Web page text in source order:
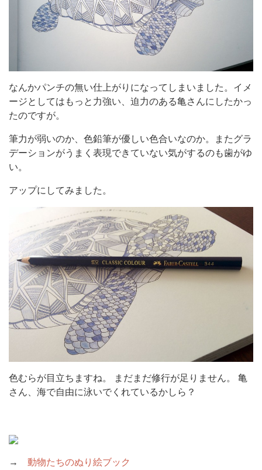
なんかパンチの無い仕上がりになってしまいました。イメ
ージとしてはもっと力強い、迫力のある亀さんにしたかっ
たのですが。
筆力が弱いのか、色鉛筆が優しい色合いなのか。またグラ
デーションがうまく表現できていない気がするのも歯がゆ
い。
アップにしてみました。
色むらが目立ちますね。 まだまだ修行が足りません。 亀
さん、海で自由に泳いでくれているかしら？
→ 動物たちのぬり絵ブック